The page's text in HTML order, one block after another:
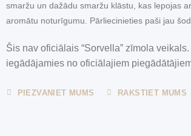
smaržu un dažādu smaržu klāstu, kas lepojas
aromātu noturīgumu. Pārliecinieties paši jau
Šis nav oficiālais “Sorvella” zīmola
iegādājamies no oficiālajiem
PIEZVANIET MUMS RAKSTIET MUMS